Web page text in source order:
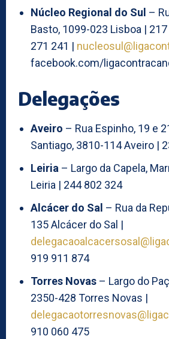
Núcleo Regional do Sul –
Basto, 1099-023 Lisboa |
271 241 |
facebook.com/
Delegações
Aveiro – Rua Espinho, 19 e
Santiago, 3810-114 Aveiro |
Leiria – Largo da Capela,
Leiria | 244 802 324
Alcácer do Sal – Rua da
135 Alcácer do Sal |
919 911 874
Torres Novas – Largo do
2350-428 Torres Novas |
910 060 475